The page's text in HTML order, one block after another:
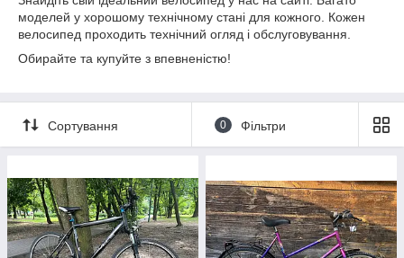
моделей у хорошому технічному стані для кожного. Кожен
велосипед проходить технічний огляд і обслуговування.
Обирайте та купуйте з впевненістю!
Сортування 0 Фільтри